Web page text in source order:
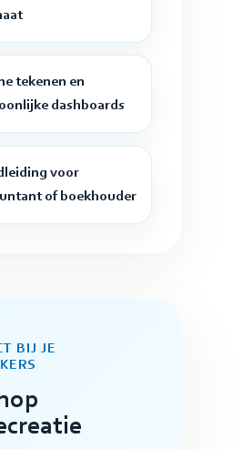
tekenen en
dashboards
voor
of boekhouder
BIJ JE